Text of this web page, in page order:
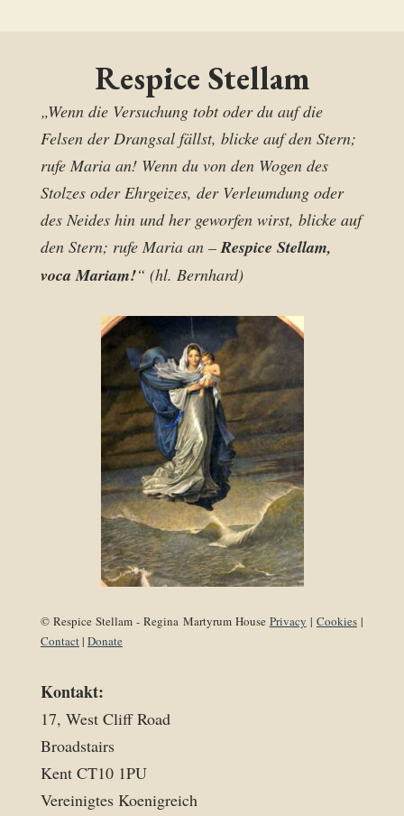
Respice Stellam
„Wenn die Versuchung tobt oder du auf die
Felsen der Drangsal fällst, blicke auf den Stern;
rufe Maria an! Wenn du von den Wogen des
Stolzes oder Ehrgeizes, der Verleumdung oder
des Neides hin und her geworfen wirst, blicke auf
den Stern; rufe Maria an –Respice Stellam,
voca Mariam!“ (hl. Bernhard)
© Respice Stellam - Regina Martyrum House Privacy | Cookies|
Contact| Donate
Kontakt:
17, West Cliff Road
Broadstairs
Kent CT10 1PU
Vereinigtes Koenigreich